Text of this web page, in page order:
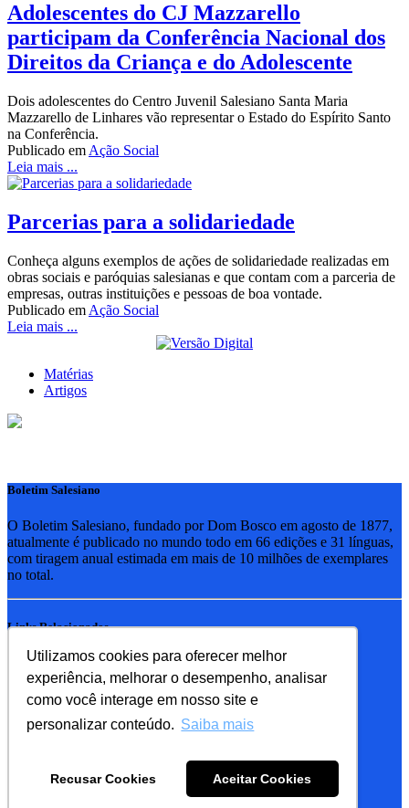
Utilizamos cookies para oferecer melhor
experiência, melhorar o desempenho, analisar
como você interage em nosso site e
personalizar conteúdo. Saiba mais
Recusar Cookies Aceitar Cookies
‍Adolescentes do CJ Mazzarello
participam da Conferência Nacional dos
Direitos da Criança e do Adolescente
Dois adolescentes do Centro Juvenil Salesiano Santa Maria
Mazzarello de Linhares vão representar o Estado do Espírito Santo
na Conferência.
Publicado em Ação Social
Leia mais ...
Parcerias para a solidariedade
Conheça alguns exemplos de ações de solidariedade realizadas em
obras sociais e paróquias salesianas e que contam com a parceria de
empresas, outras instituições e pessoas de boa vontade.
Publicado em Ação Social
Leia mais ...
Matérias
Artigos
Boletim Salesiano
O Boletim Salesiano, fundado por Dom Bosco em agosto de 1877,
atualmente é publicado no mundo todo em 66 edições e 31 línguas,
com tiragem anual estimada em mais de 10 milhões de exemplares
no total.
Links Relacionados
RSB - Rede Salesiana Brasil
EDEBE - Editora
UPV - União pela Vida
Familia Salesiana
SDB - Salesianos de Dom Bosco
FMA - Filhas de Maria Auxiliadora